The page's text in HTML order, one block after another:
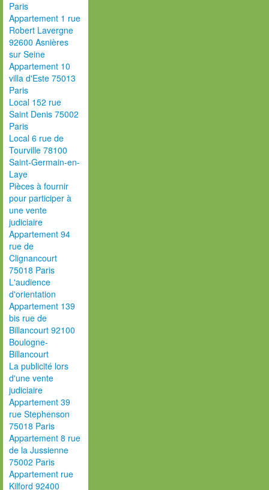
Paris
Appartement 1 rue
Robert Lavergne
92600 Asnières
sur Seine
Appartement 10
villa d'Este 75013
Paris
Local 152 rue
Saint Denis 75002
Paris
Local 6 rue de
Tourville 78100
Saint-Germain-en-
Laye
Pièces à fournir
pour participer à
une vente
judiciaire
Appartement 94
rue de
Clignancourt
75018 Paris
L'audience
d'orientation
Appartement 139
bis rue de
Billancourt 92100
Boulogne-
Billancourt
La publicité lors
d'une vente
judiciaire
Appartement 39
rue Stephenson
75018 Paris
Appartement 8 rue
de la Jussienne
75002 Paris
Appartement rue
Kilford 92400